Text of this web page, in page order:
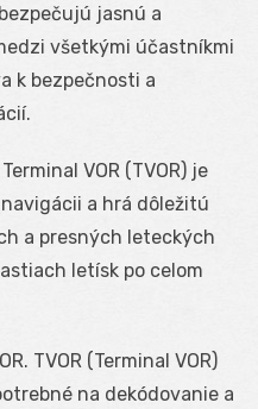
jasnú a
všetkými účastníkmi
k bezpečnosti a
VOR (TVOR) je
a hrá dôležitú
a presných leteckých
letísk po celom
TVOR (Terminal VOR)
na dekódovanie a